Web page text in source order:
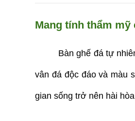
Mang tính thẩm mỹ
Bàn ghế đá tự
vân đá độc đáo và màu
gian sống trở nên hài